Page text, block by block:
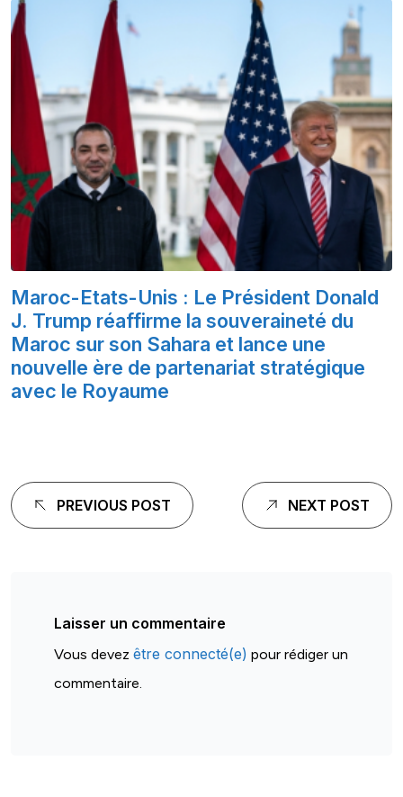
Maroc-Etats-Unis : Le Président Donald
J. Trump réaffirme la souveraineté du
Maroc sur son Sahara et lance une
nouvelle ère de partenariat stratégique
avec le Royaume
Navigation
de
PREVIOUS POST NEXT POST
Laisser un commentaire
Vous devez être connecté(e) pour rédiger un
commentaire.